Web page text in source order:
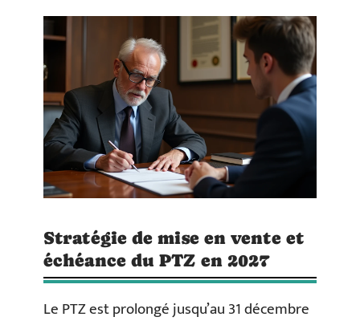
Stratégie de mise en vente et
échéance du PTZ en 2027
Le PTZ est prolongé jusqu’au 31 décembre